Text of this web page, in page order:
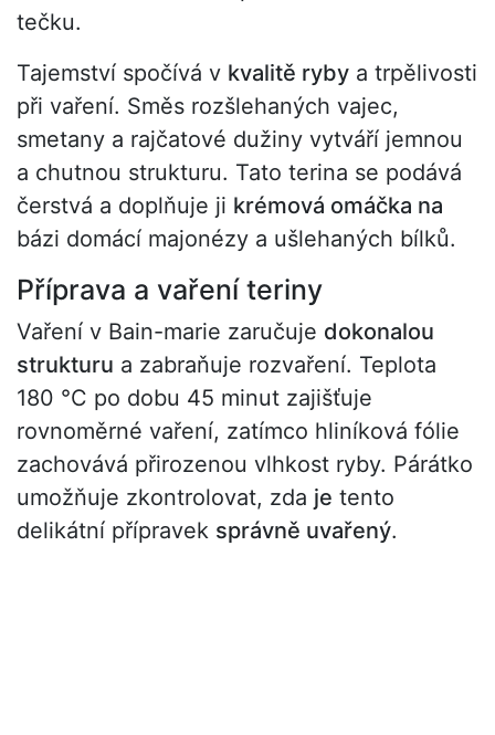
tečku.
Tajemství spočívá v kvalitě ryby a trpělivosti
při vaření. Směs rozšlehaných vajec,
smetany a rajčatové dužiny vytváří jemnou
a chutnou strukturu. Tato terina se podává
čerstvá a doplňuje ji krémová omáčka na
bázi domácí majonézy a ušlehaných bílků.
Příprava a vaření teriny
Vaření v Bain-marie zaručuje dokonalou
strukturu a zabraňuje rozvaření. Teplota
180 °C po dobu 45 minut zajišťuje
rovnoměrné vaření, zatímco hliníková fólie
zachovává přirozenou vlhkost ryby. Párátko
umožňuje zkontrolovat, zda je tento
delikátní přípravek správně uvařený.